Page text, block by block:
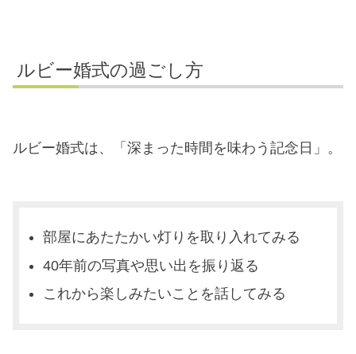
ルビー婚式の過ごし方
ルビー婚式は、「深まった時間を味わう記念日」。
部屋にあたたかい灯りを取り入れてみる
40年前の写真や思い出を振り返る
これから楽しみたいことを話してみる